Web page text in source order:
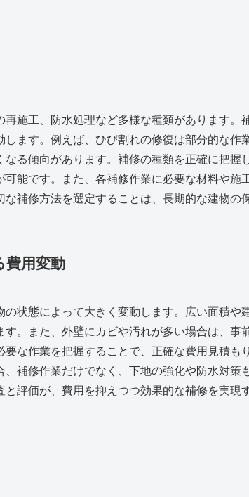
施工、防水処理など多様な種類があります。
ます。例えば、ひび割れの修復は部分的な作
る傾向があります。補修の種類を正確に把握
能です。また、各補修作業に必要な材料や施
補修方法を選定することは、長期的な建物の
費用変動
状態によって大きく変動します。広い面積や
。また、外壁にカビや汚れが多い場合は、事
な作業を把握することで、正確な費用見積も
補修作業だけでなく、下地の強化や防水対策
評価が、費用を抑えつつ効果的な補修を実現